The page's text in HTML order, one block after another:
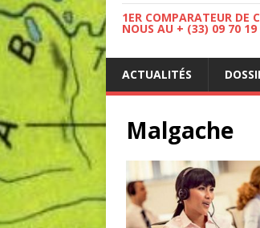
1ER COMPARATEUR DE
NOUS AU + (33) 09 70 19
ACTUALITÉS
Malgache